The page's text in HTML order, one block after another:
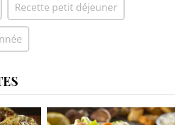
Recette petit déjeuner